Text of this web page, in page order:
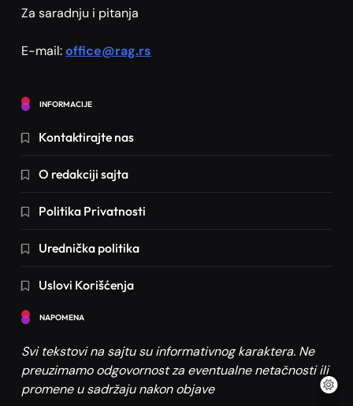
5 Saveti
Saveti
7
8
Crna haljina kombinacije za svaki tip
Saveti
Kako se plaća godišnji odmor po novom
Saveti
Saveti Zdravlje
Šta treba učiti dete od 2 godine? Učenje
kroz igru
Za saradnju i pitanja
E-mail:office@rag.rs
INFORMACIJE
Kontaktirajte nas
O redakciji sajta
Politika Privatnosti
Urednička politika
Uslovi Korišćenja
NAPOMENA
Svi tekstovi na sajtu su informativnog karaktera. Ne
preuzimamo odgovornost za eventualne netačnosti ili
promene u sadržaju nakon objave